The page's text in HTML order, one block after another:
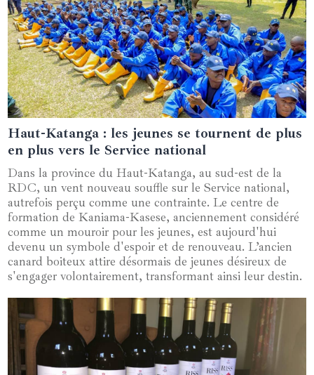
26 septembre 2024
Haut-Katanga : les jeunes se tournent de plus
en plus vers le Service national
Dans la province du Haut-Katanga, au sud-est de la
RDC, un vent nouveau souffle sur le Service national,
autrefois perçu comme une contrainte. Le centre de
formation de Kaniama-Kasese, anciennement considéré
comme un mouroir pour les jeunes, est aujourd'hui
devenu un symbole d'espoir et de renouveau. L’ancien
canard boiteux attire désormais de jeunes désireux de
s'engager volontairement, transformant ainsi leur destin.